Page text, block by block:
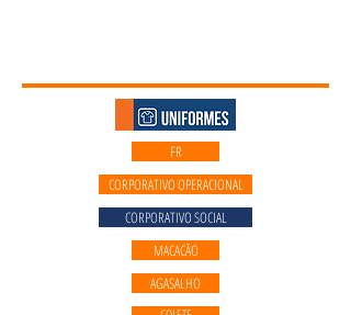
FR
CORPORATIVO OPERACIONAL
CORPORATIVO SOCIAL
MACACÃO
AGASALHO